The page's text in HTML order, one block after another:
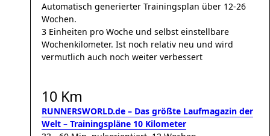
Automatisch generierter Trainingsplan über 12-26
Wochen.
3 Einheiten pro Woche und selbst einstellbare
Wochenkilometer. Ist noch relativ neu und wird
vermutlich auch noch weiter verbessert
10 Km
RUNNERSWORLD.de – Das größte Laufmagazin der
Welt – Trainingspläne 10 Kilometer